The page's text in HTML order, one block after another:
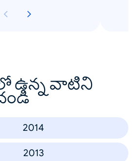
ఉన్న వాటిని
2014
2013